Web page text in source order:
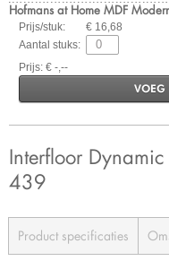
Hofmans at Home MDF
Prijs/stuk:
€ 16,68
Aantal stuks:
Prijs: € -,--
VOEG
Interfloor
439
Product specificaties